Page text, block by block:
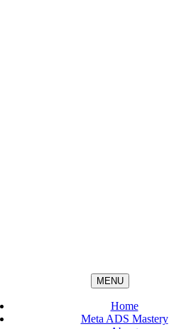
MENU
Home
Meta ADS Mastery